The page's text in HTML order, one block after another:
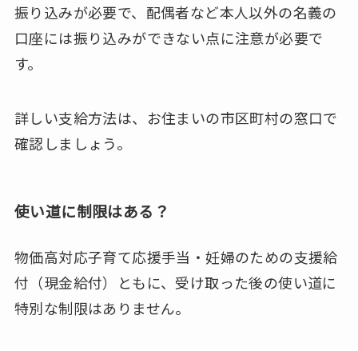
振り込みが必要で、配偶者など本人以外の名義の
口座には振り込みができない点に注意が必要で
す。
詳しい支給方法は、お住まいの市区町村の窓口で
確認しましょう。
使い道に制限はある？
物価高対応子育て応援手当・妊婦のための支援給
付（現金給付）ともに、受け取った後の使い道に
特別な制限はありません。